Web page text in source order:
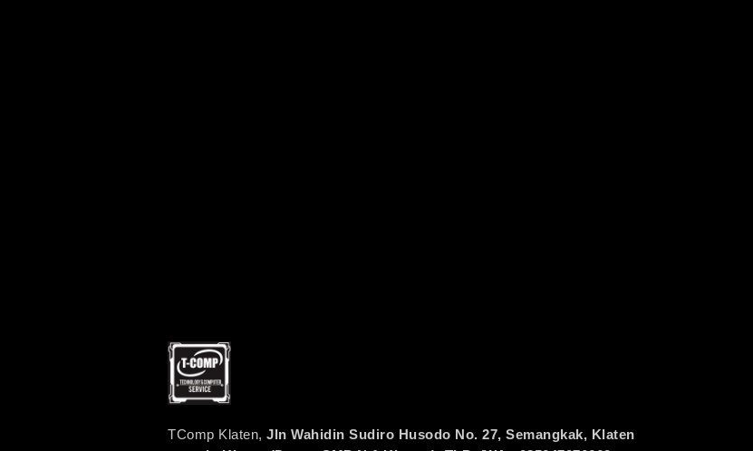
TComp Klaten, Jln Wahidin Sudiro Husodo No. 27, Semangkak, Klaten